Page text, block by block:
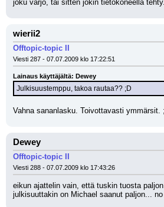
joku varjo, tai sitten jokin tietokoneella tehty.
wierii2
Offtopic-topic II
Viesti 287 - 07.07.2009 klo 17:22:51
Lainaus käyttäjältä: Dewey
Julkisuustemppu, takoa rautaa?? ;D
Vahna sananlasku. Toivottavasti ymmärsit.
Dewey
Offtopic-topic II
Viesti 288 - 07.07.2009 klo 17:43:26
eikun ajattelin vain, että tuskin tuosta
julkisuuttakin on Michael saanut paljon...